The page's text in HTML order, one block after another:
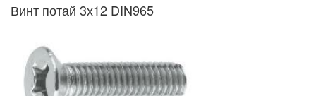
Винт потай 3х12 DIN965